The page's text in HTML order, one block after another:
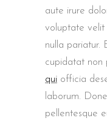
aute irure
voluptate velit
nulla pariatur.
cupidatat non
qui officia
laborum.
pellentesque